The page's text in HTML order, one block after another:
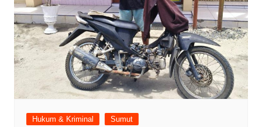
Hukum & Kriminal Sumut